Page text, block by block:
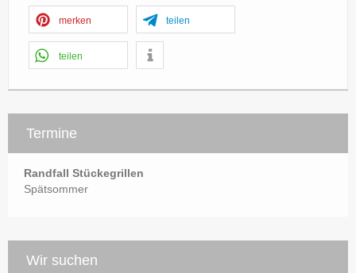
merken teilen
teilen
Termine
Randfall Stückegrillen
Spätsommer
Wir suchen